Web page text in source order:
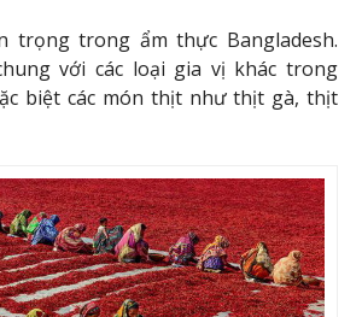
trọng trong ẩm thực Bangladesh.
với các loại gia vị khác trong
biệt các món thịt như thịt gà, thịt